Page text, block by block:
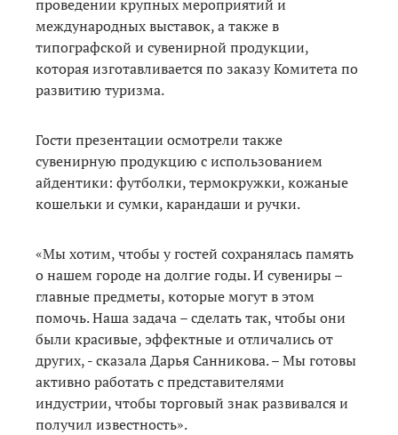
проведении крупных мероприятий и
международных выставок, а также в
типографской и сувенирной продукции,
которая изготавливается по заказу Комитета по
развитию туризма.
Гости презентации осмотрели также
сувенирную продукцию с использованием
айдентики: футболки, термокружки, кожаные
кошельки и сумки, карандаши и ручки.
«Мы хотим, чтобы у гостей сохранялась память
о нашем городе на долгие годы. И сувениры –
главные предметы, которые могут в этом
помочь. Наша задача – сделать так, чтобы они
были красивые, эффектные и отличались от
других, - сказала Дарья Санникова. – Мы готовы
активно работать с представителями
индустрии, чтобы торговый знак развивался и
получил известность».